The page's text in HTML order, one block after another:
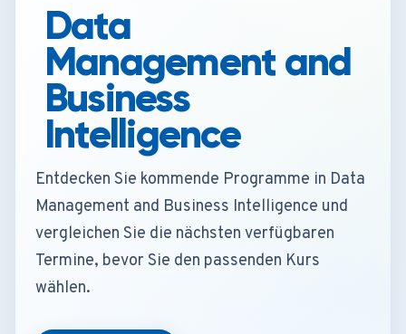
Data
Management and
Business
Intelligence
Entdecken Sie kommende Programme in Data
Management and Business Intelligence und
vergleichen Sie die nächsten verfügbaren
Termine, bevor Sie den passenden Kurs
wählen.